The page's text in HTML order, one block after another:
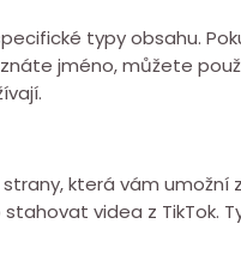
typy obsahu.
jméno, můžete
která vám umožní
videa z